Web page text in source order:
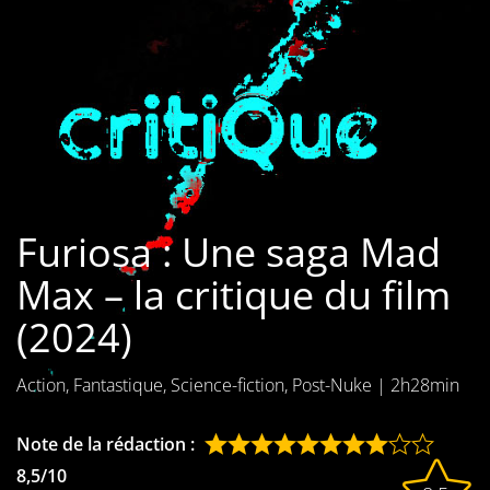
Les films par
Séries
Les films
interdits
Les Dossiers
Les disparus
Les acteurs
Les actrices
Les réalisateurs
Furiosa : Une saga Mad
Max – la critique du film
(2024)
Action, Fantastique, Science-fiction, Post-Nuke | 2h28min
Note de la rédaction :
8,5/10